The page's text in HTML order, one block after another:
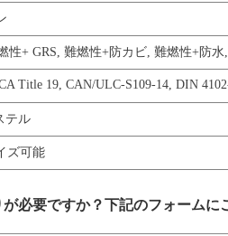
性+ GRS 難燃性+防カビ 難燃性+防水
Title 19 CAN/ULC-S109-14 DIN
テル
ズ可能
必要ですか？下記のフォームに